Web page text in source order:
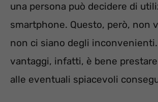
una persona può decidere di
smartphone. Questo, però, non
non ci siano degli
vantaggi, infatti, è bene
alle eventuali spiacevoli